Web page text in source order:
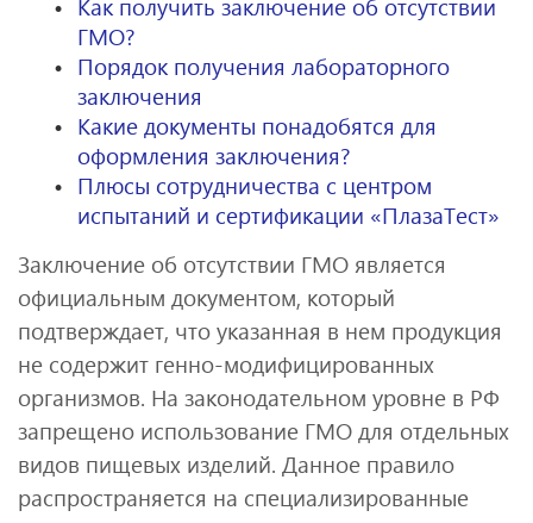
Как получить заключение об отсутствии
ГМО?
Порядок получения лабораторного
заключения
Какие документы понадобятся для
оформления заключения?
Плюсы сотрудничества с центром
испытаний и сертификации «ПлазаТест»
Заключение об отсутствии ГМО является
официальным документом, который
подтверждает, что указанная в нем продукция
не содержит генно-модифицированных
организмов. На законодательном уровне в РФ
запрещено использование ГМО для отдельных
видов пищевых изделий. Данное правило
распространяется на специализированные